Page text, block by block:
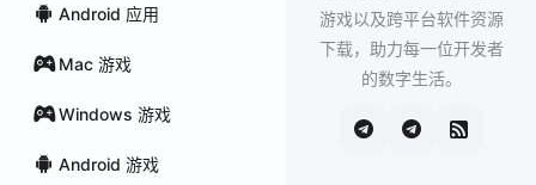
Android 应用
Mac 游戏
Windows 游戏
Android 游戏
游戏以及跨平台软件资源
下载，助力每一位开发者
的数字生活。